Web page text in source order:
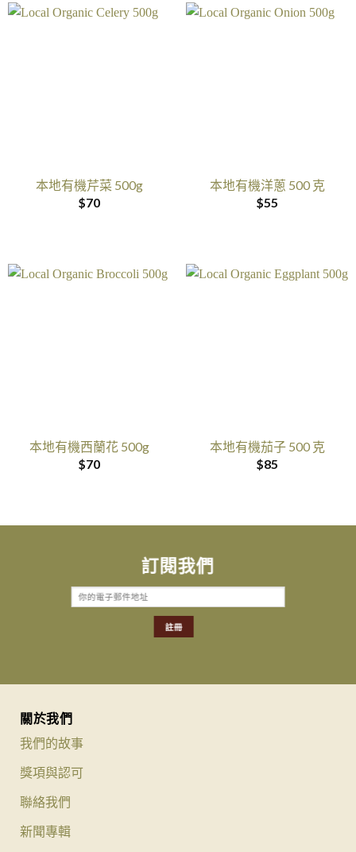
本地有機芹菜 500g
$70
本地有機洋蔥 500 克
$55
本地有機西蘭花 500g
$70
本地有機茄子 500 克
$85
訂閱我們
關於我們
我們的故事
獎項與認可
聯絡我們
新聞專輯